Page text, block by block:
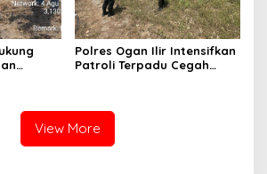
Polres Ogan Ilir Intensifkan
Patroli Terpadu Cegah
View More